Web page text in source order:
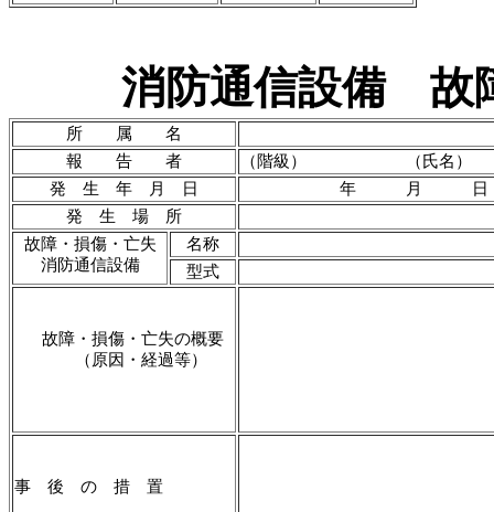
消防通信設備 故
所 属 名
報 告 者
（階級） （氏名）
発 生 年 月 日
年 月 日
発 生 場 所
故障・損傷・亡失
消防通信設備
名称
型式
故障・損傷・亡失の概要
（原因・経過等）
事 後 の 措 置